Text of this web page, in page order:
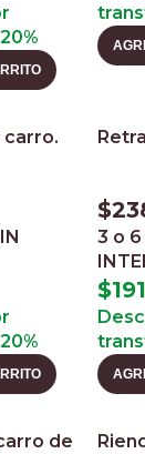
carro.
$
3 o
$
de